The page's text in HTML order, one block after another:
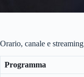
Orario, canale e streaming
Programma